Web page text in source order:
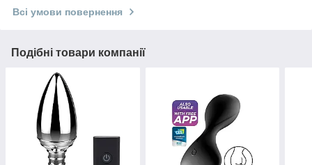
Всі умови повернення
Подібні товари компанії